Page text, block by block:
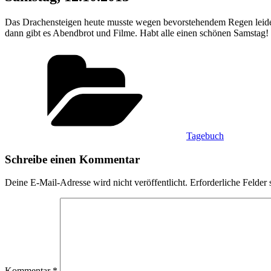
Das Drachensteigen heute musste wegen bevorstehendem Regen
dann gibt es Abendbrot und Filme. Habt alle einen schönen Samstag!
Tagebuch
Schreibe einen Kommentar
Deine E-Mail-Adresse wird nicht veröffentlicht. Erforderliche Felder